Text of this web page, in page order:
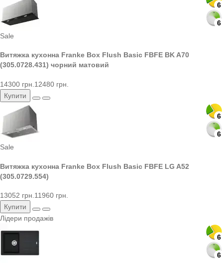
6
6
6
6
Sale
Витяжка кухонна Franke Box Flush Basic FBFE BK A70
(305.0728.431) чорний матовий
14300 грн. 12480 грн.
Купити
6
6
6
6
Sale
Витяжка кухонна Franke Box Flush Basic FBFE LG A52
(305.0729.554)
13052 грн.11960 грн.
Купити
Лідери продажів
6
6